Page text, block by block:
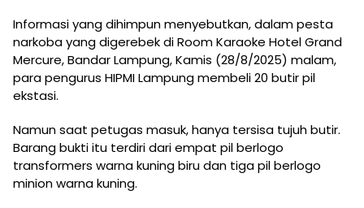
Informasi yang dihimpun menyebutkan, dalam pesta
narkoba yang digerebek di Room Karaoke Hotel Grand
Mercure, Bandar Lampung, Kamis (28/8/2025) malam,
para pengurus HIPMI Lampung membeli 20 butir pil
ekstasi.
Namun saat petugas masuk, hanya tersisa tujuh butir.
Barang bukti itu terdiri dari empat pil berlogo
transformers warna kuning biru dan tiga pil berlogo
minion warna kuning.